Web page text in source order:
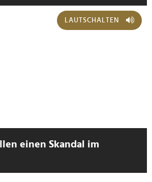
LAUTSCHALTEN
einen Skandal im